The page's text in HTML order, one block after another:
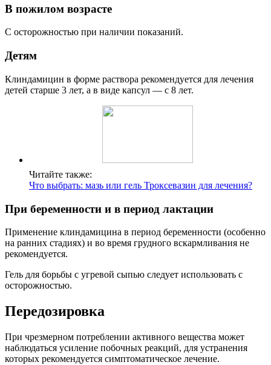
В пожилом возрасте
С осторожностью при наличии показаний.
Детям
Клиндамицин в форме раствора рекомендуется для лечения
детей старше 3 лет, а в виде капсул — с 8 лет.
Читайте также:
Что выбрать: мазь или гель Троксевазин для лечения?
При беременности и в период лактации
Применение клиндамицина в период беременности (особенно
на ранних стадиях) и во время грудного вскармливания не
рекомендуется.
Гель для борьбы с угревой сыпью следует использовать с
осторожностью.
Передозировка
При чрезмерном потреблении активного вещества может
наблюдаться усиление побочных реакций, для устранения
которых рекомендуется симптоматическое лечение.